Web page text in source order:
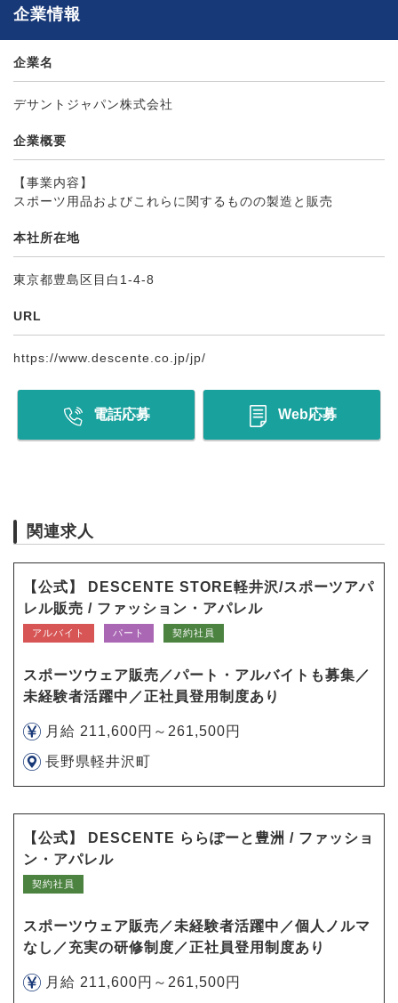
企業情報
企業名
デサントジャパン株式会社
企業概要
【事業内容】
スポーツ用品およびこれらに関するものの製造と販売
本社所在地
東京都豊島区目白1-4-8
URL
https://www.descente.co.jp/jp/
電話応募 Web応募
関連求人
【公式】 DESCENTE STORE軽井沢/スポーツアパ
レル販売 / ファッション・アパレル
アルバイト パート 契約社員
スポーツウェア販売／パート・アルバイトも募集／
未経験者活躍中／正社員登用制度あり
月給 211,600円～261,500円
長野県軽井沢町
【公式】 DESCENTE ららぽーと豊洲 / ファッショ
ン・アパレル
契約社員
スポーツウェア販売／未経験者活躍中／個人ノルマ
なし／充実の研修制度／正社員登用制度あり
月給 211,600円～261,500円